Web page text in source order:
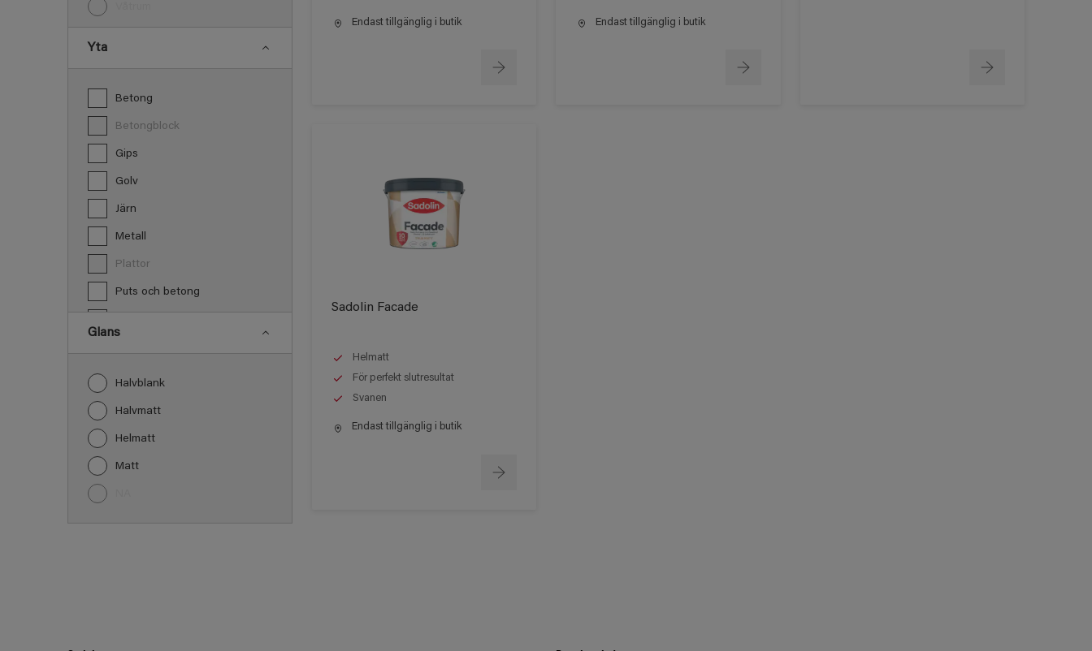
Yta
Betong
Betongblock
Gips
Golv
Järn
Metall
Plattor
Puts och betong
Glans
Halvblank
Halvmatt
Helmatt
Matt
Endast tillgänglig i butik Endast tillgänglig i butik
Sadolin Facade
Helmatt
För perfekt slutresultat
Svanen
Endast tillgänglig i butik